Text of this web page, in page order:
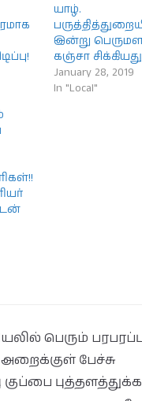
யாழ்.
இன்று
கஞ்சா
January 28, 2019
In "Local"
பெரும்
பேச்சு